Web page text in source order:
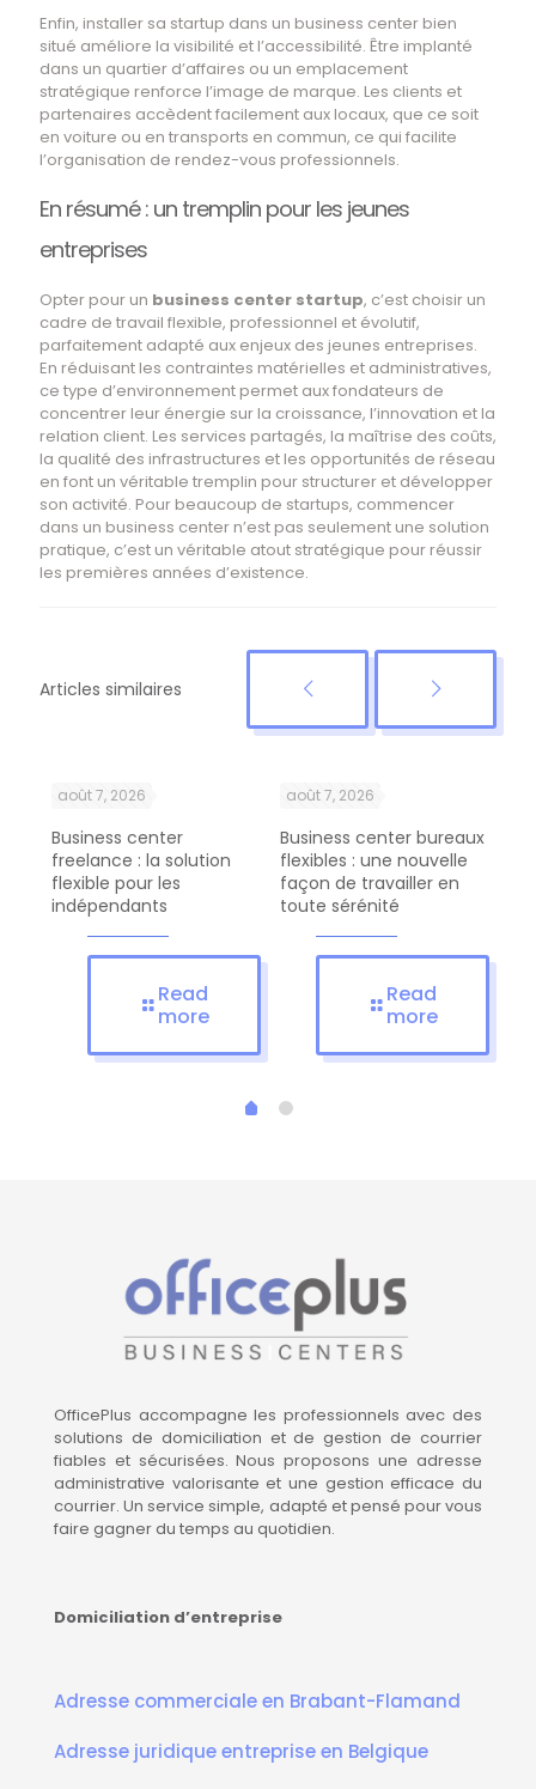
Enfin, installer sa startup dans un business center bien
situé améliore la visibilité et l’accessibilité. Être implanté
dans un quartier d’affaires ou un emplacement
stratégique renforce l’image de marque. Les clients et
partenaires accèdent facilement aux locaux, que ce soit
en voiture ou en transports en commun, ce qui facilite
l’organisation de rendez-vous professionnels.
En résumé : un tremplin pour les jeunes
entreprises
Opter pour un business center startup, c’est choisir un
cadre de travail flexible, professionnel et évolutif,
parfaitement adapté aux enjeux des jeunes entreprises.
En réduisant les contraintes matérielles et administratives,
ce type d’environnement permet aux fondateurs de
concentrer leur énergie sur la croissance, l’innovation et la
relation client. Les services partagés, la maîtrise des coûts,
la qualité des infrastructures et les opportunités de réseau
en font un véritable tremplin pour structurer et développer
son activité. Pour beaucoup de startups, commencer
dans un business center n’est pas seulement une solution
pratique, c’est un véritable atout stratégique pour réussir
les premières années d’existence.
Articles similaires
août 7, 2026
Business center
freelance : la solution
flexible pour les
indépendants
Read
more
août 7, 2026
Business center bureaux
flexibles : une nouvelle
façon de travailler en
toute sérénité
Read
more
OfficePlus accompagne les professionnels avec des
solutions de domiciliation et de gestion de courrier
fiables et sécurisées. Nous proposons une adresse
administrative valorisante et une gestion efficace du
courrier. Un service simple, adapté et pensé pour vous
faire gagner du temps au quotidien.
Domiciliation d’entreprise
Adresse commerciale en Brabant-Flamand
Adresse juridique entreprise en Belgique